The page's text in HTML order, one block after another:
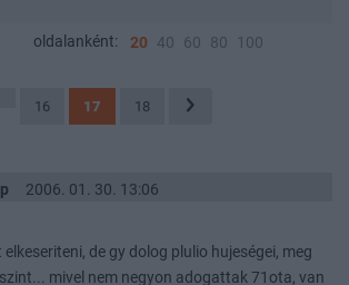
oldalanként: 20 40 60 80 100
16 17 18
2006. 01. 30. 13:06
de gy dolog plulio hujeségei, meg
mivel nem negyon adogattak 71ota, van